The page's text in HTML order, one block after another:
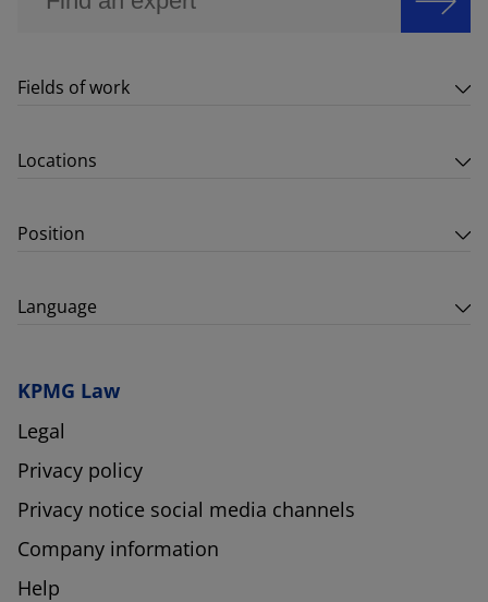
Fields of work
Locations
Position
Language
KPMG Law
Legal
Privacy policy
Privacy notice social media channels
Company information
Help